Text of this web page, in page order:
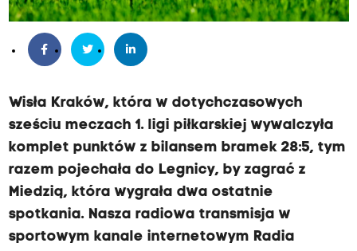
Wisła Kraków, która w dotychczasowych
sześciu meczach 1. ligi piłkarskiej wywalczyła
komplet punktów z bilansem bramek 28:5, tym
razem pojechała do Legnicy, by zagrać z
Miedzią, która wygrała dwa ostatnie
spotkania. Nasza radiowa transmisja w
sportowym kanale internetowym Radia